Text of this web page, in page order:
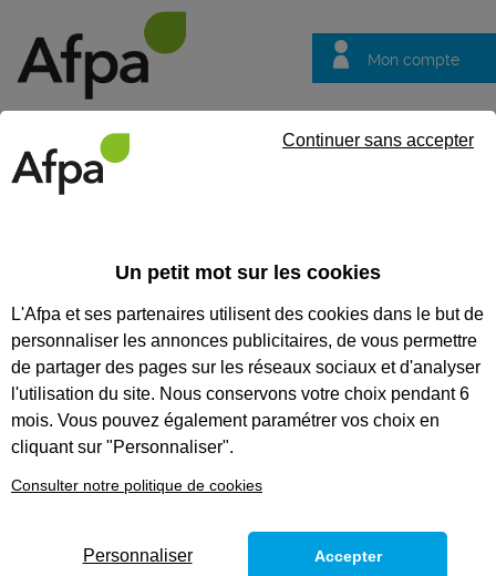
Mon compte
questions
CODES
NÉGOCIATEUR TECHNICO-
COMMERCIAL - OPTION
DIGITALISATION DE LA
RELATION CLIENT
Formation certifiante
Un petit mot sur les cookies
L'Afpa et ses partenaires utilisent des cookies dans le but de
personnaliser les annonces publicitaires, de vous permettre
de partager des pages sur les réseaux sociaux et d'analyser
l'utilisation du site. Nous conservons votre choix pendant 6
mois. Vous pouvez également paramétrer vos choix en
cliquant sur "Personnaliser".
Consulter notre politique de cookies
Continuer sans accepter
Personnaliser Accepter